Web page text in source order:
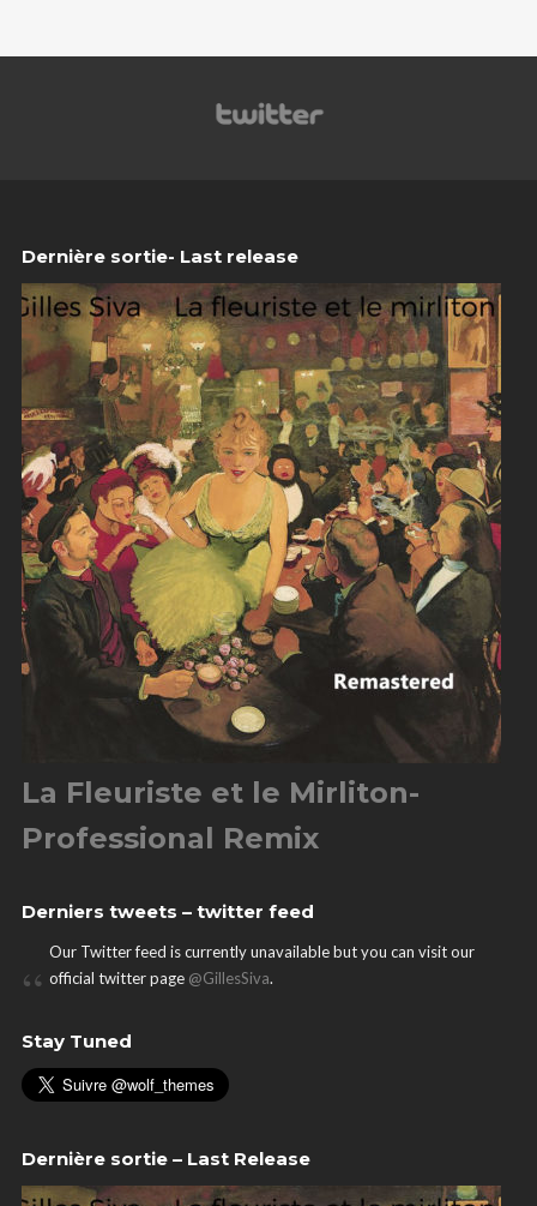
Dernière sortie- Last release
La Fleuriste et le Mirliton-
Professional Remix
Derniers tweets – twitter feed
Our Twitter feed is currently unavailable but you can visit our
official twitter page @GillesSiva.
Stay Tuned
Dernière sortie – Last Release